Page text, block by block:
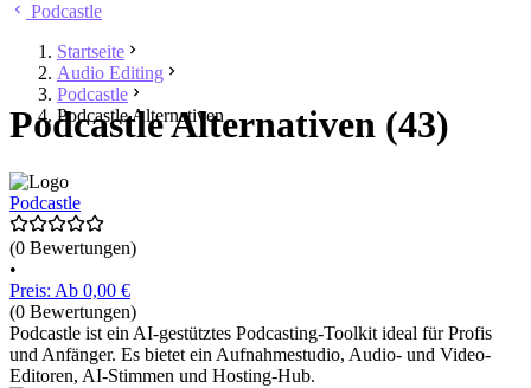
Podcastle
Startseite
Audio Editing
Podcastle
Podcastle Alternativen
Podcastle Alternativen (43)
Podcastle
(0 Bewertungen)
•
Preis: Ab 0,00 €
(0 Bewertungen)
Podcastle ist ein AI-gestütztes Podcasting-Toolkit ideal für Profis
und Anfänger. Es bietet ein Aufnahmestudio, Audio- und Video-
Editoren, AI-Stimmen und Hosting-Hub.